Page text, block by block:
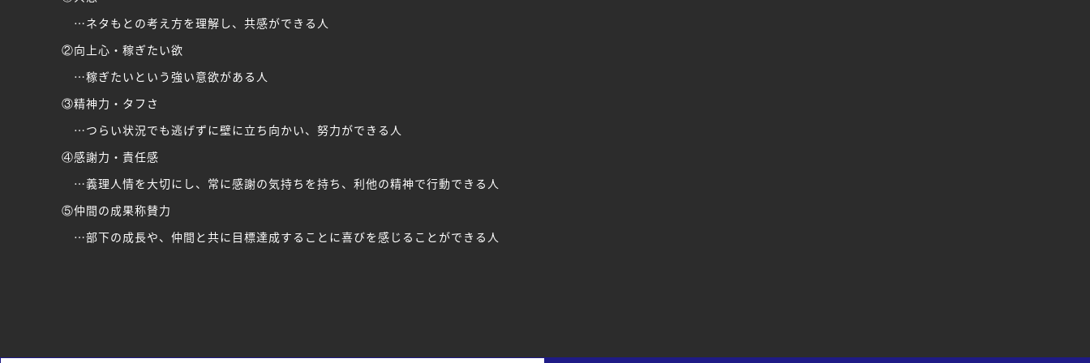
…ネタもとの考え方を理解し、共感ができる人
②向上心・稼ぎたい欲
…稼ぎたいという強い意欲がある人
③精神力・タフさ
…つらい状況でも逃げずに壁に立ち向かい、努力ができる人
④感謝力・責任感
…義理人情を大切にし、常に感謝の気持ちを持ち、利他の精神で行動できる人
⑤仲間の成果称賛力
…部下の成長や、仲間と共に目標達成することに喜びを感じることができる人